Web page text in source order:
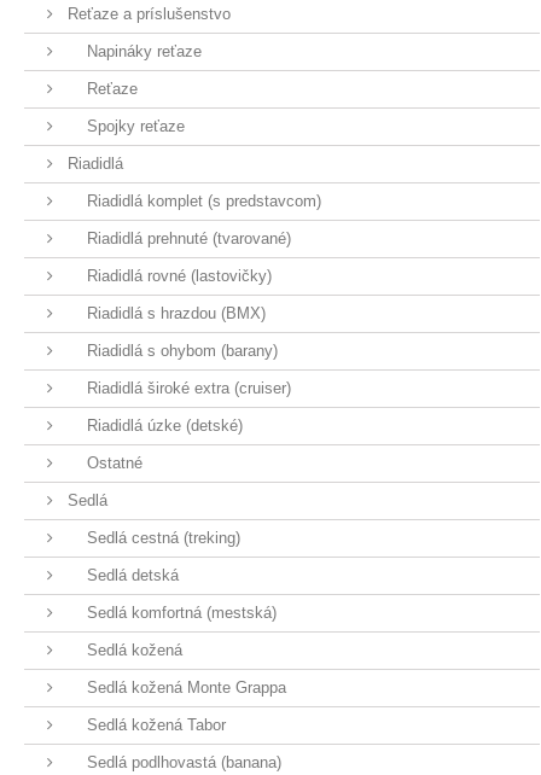
Reťaze a príslušenstvo
Napináky reťaze
Reťaze
Spojky reťaze
Riadidlá
Riadidlá komplet (s predstavcom)
Riadidlá prehnuté (tvarované)
Riadidlá rovné (lastovičky)
Riadidlá s hrazdou (BMX)
Riadidlá s ohybom (barany)
Riadidlá široké extra (cruiser)
Riadidlá úzke (detské)
Ostatné
Sedlá
Sedlá cestná (treking)
Sedlá detská
Sedlá komfortná (mestská)
Sedlá kožená
Sedlá kožená Monte Grappa
Sedlá kožená Tabor
Sedlá podlhovastá (banana)